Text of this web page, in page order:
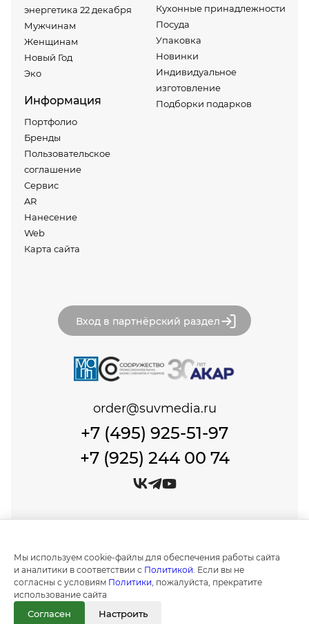
энергетика 22 декабря
Мужчинам
Женщинам
Новый Год
Эко
Информация
Портфолио
Бренды
Пользовательское
соглашение
Сервис
AR
Нанесение
Web
Карта сайта
Кухонные принадлежности
Посуда
Упаковка
Новинки
Индивидуальное
изготовление
Подборки подарков
Вход в партнёрский раздел
+7 (495) 925-51-97
+7 (925) 244 00 74
order@suvmedia.ru
Политика обработки персональных данных
Создание и продвижение сайтов в
Москве "IT Expert Group"
Информация на сайте носит ознакомительный
характер и не является публичной офертой, как
Мы используем cookie-файлы для обеспечения работы сайта
и аналитики в соответствии с Политикой . Если вы не
согласны с условиям Политики , пожалуйста, прекратите
использование сайта
Согласен Настроить